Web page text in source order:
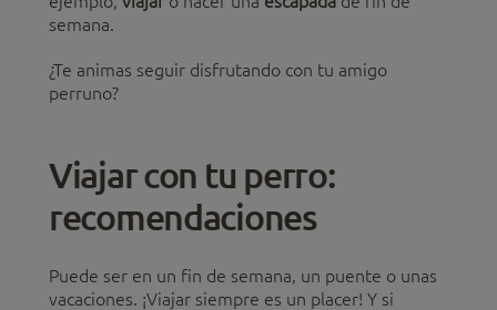
semana.
¿Te animas seguir disfrutando con tu amigo
perruno?
Viajar con tu perro:
recomendaciones
Puede ser en un fin de semana, un puente o unas
vacaciones. ¡Viajar siempre es un placer! Y si